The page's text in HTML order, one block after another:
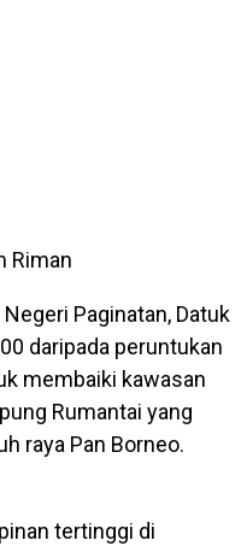
Riman
Paginatan, Datuk
daripada peruntukan
membaiki kawasan
Rumantai yang
raya Pan Borneo.
tertinggi di